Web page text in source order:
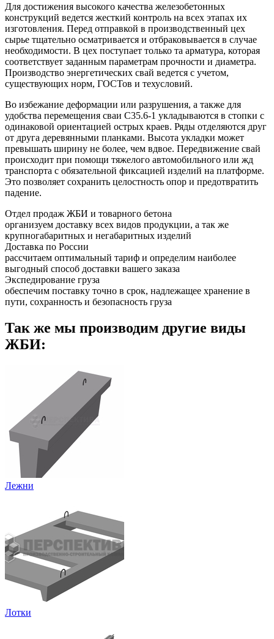
Для достижения высокого качества железобетонных
конструкций ведется жесткий контроль на всех этапах их
изготовления. Перед отправкой в производственный цех
сырье тщательно осматривается и отбраковывается в случае
необходимости. В цех поступает только та арматура, которая
соответствует заданным параметрам прочности и диаметра.
Производство энергетических свай ведется с учетом,
существующих норм, ГОСТов и техусловий.
Во избежание деформации или разрушения, а также для
удобства перемещения сваи С35.6-1 укладываются в стопки с
одинаковой ориентацией острых краев. Ряды отделяются друг
от друга деревянными планками. Высота укладки может
превышать ширину не более, чем вдвое. Передвижение свай
происходит при помощи тяжелого автомобильного или жд
транспорта с обязательной фиксацией изделий на платформе.
Это позволяет сохранить целостность опор и предотвратить
падение.
Отдел продаж ЖБИ и товарного бетона
организуем доставку всех видов продукции, а так же
крупногабаритных и негабаритных изделий
Доставка по России
рассчитаем оптимальный тариф и определим наиболее
выгодный способ доставки вашего заказа
Экспедирование груза
обеспечим поставку точно в срок, надлежащее хранение в
пути, сохранность и безопасность груза
Так же мы производим другие виды
ЖБИ:
Лежни
Лотки